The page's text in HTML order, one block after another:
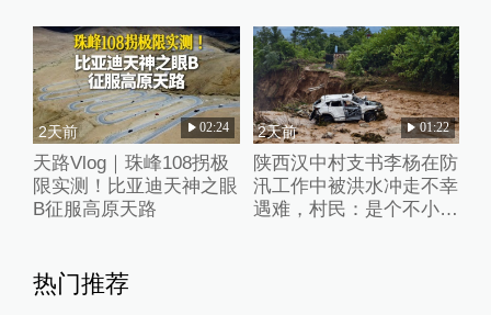
2天前 02:24
天路Vlog｜珠峰108拐极
限实测！比亚迪天神之眼
B征服高原天路
2天前 01:22
陕西汉中村支书李杨在防
汛工作中被洪水冲走不幸
遇难，村民：是个不小的
热门推荐